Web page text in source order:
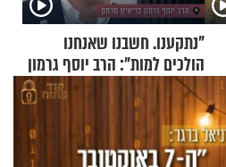
"נתקענו. חשבנו שאנחנו
הולכים למות": הרב יוסף גרמון
בריאיון מרתק